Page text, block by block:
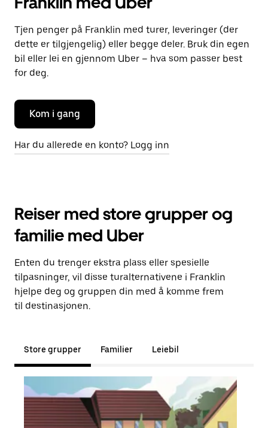
Tjen penger på Franklin med turer, leveringer (der
dette er tilgjengelig) eller begge deler. Bruk din egen
bil eller lei en gjennom Uber – hva som passer best
for deg.
Kom i gang
Har du allerede en konto? Logg inn
Reiser med store grupper og
familie med Uber
Enten du trenger ekstra plass eller spesielle
tilpasninger, vil disse turalternativene i Franklin
hjelpe deg og gruppen din med å komme frem
til destinasjonen.
Store grupper Familier Leiebil